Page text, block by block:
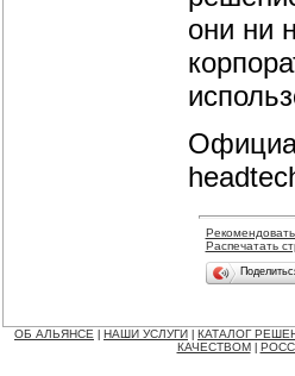
они ни
Распечатать
ОБ АЛЬЯНСЕ НАШИ УСЛУГИ КАТАЛОГ
КАЧЕСТВОМ